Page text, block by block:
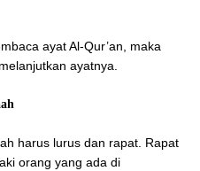
ayat Al-Qur’an, maka
ayatnya.
harus lurus dan rapat. Rapat
orang yang ada di